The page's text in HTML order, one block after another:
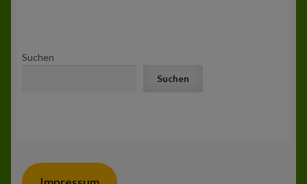
Suchen
Suchen